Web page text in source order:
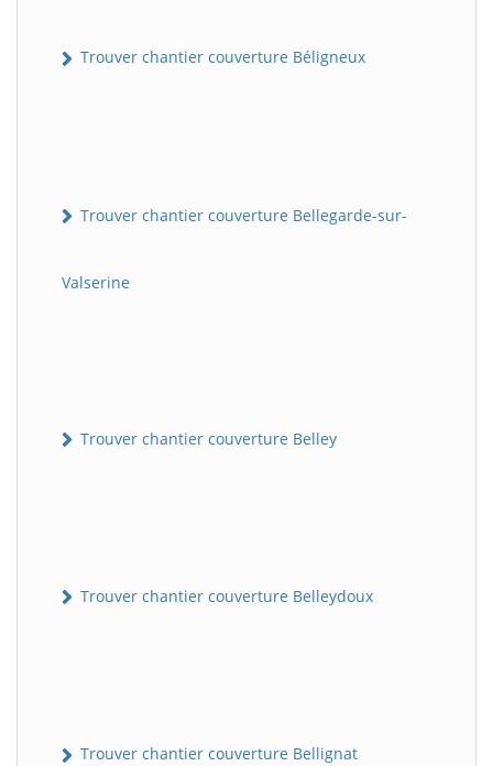
Trouver chantier couverture Béligneux
Trouver chantier couverture Bellegarde-sur-
Valserine
Trouver chantier couverture Belley
Trouver chantier couverture Belleydoux
Trouver chantier couverture Bellignat